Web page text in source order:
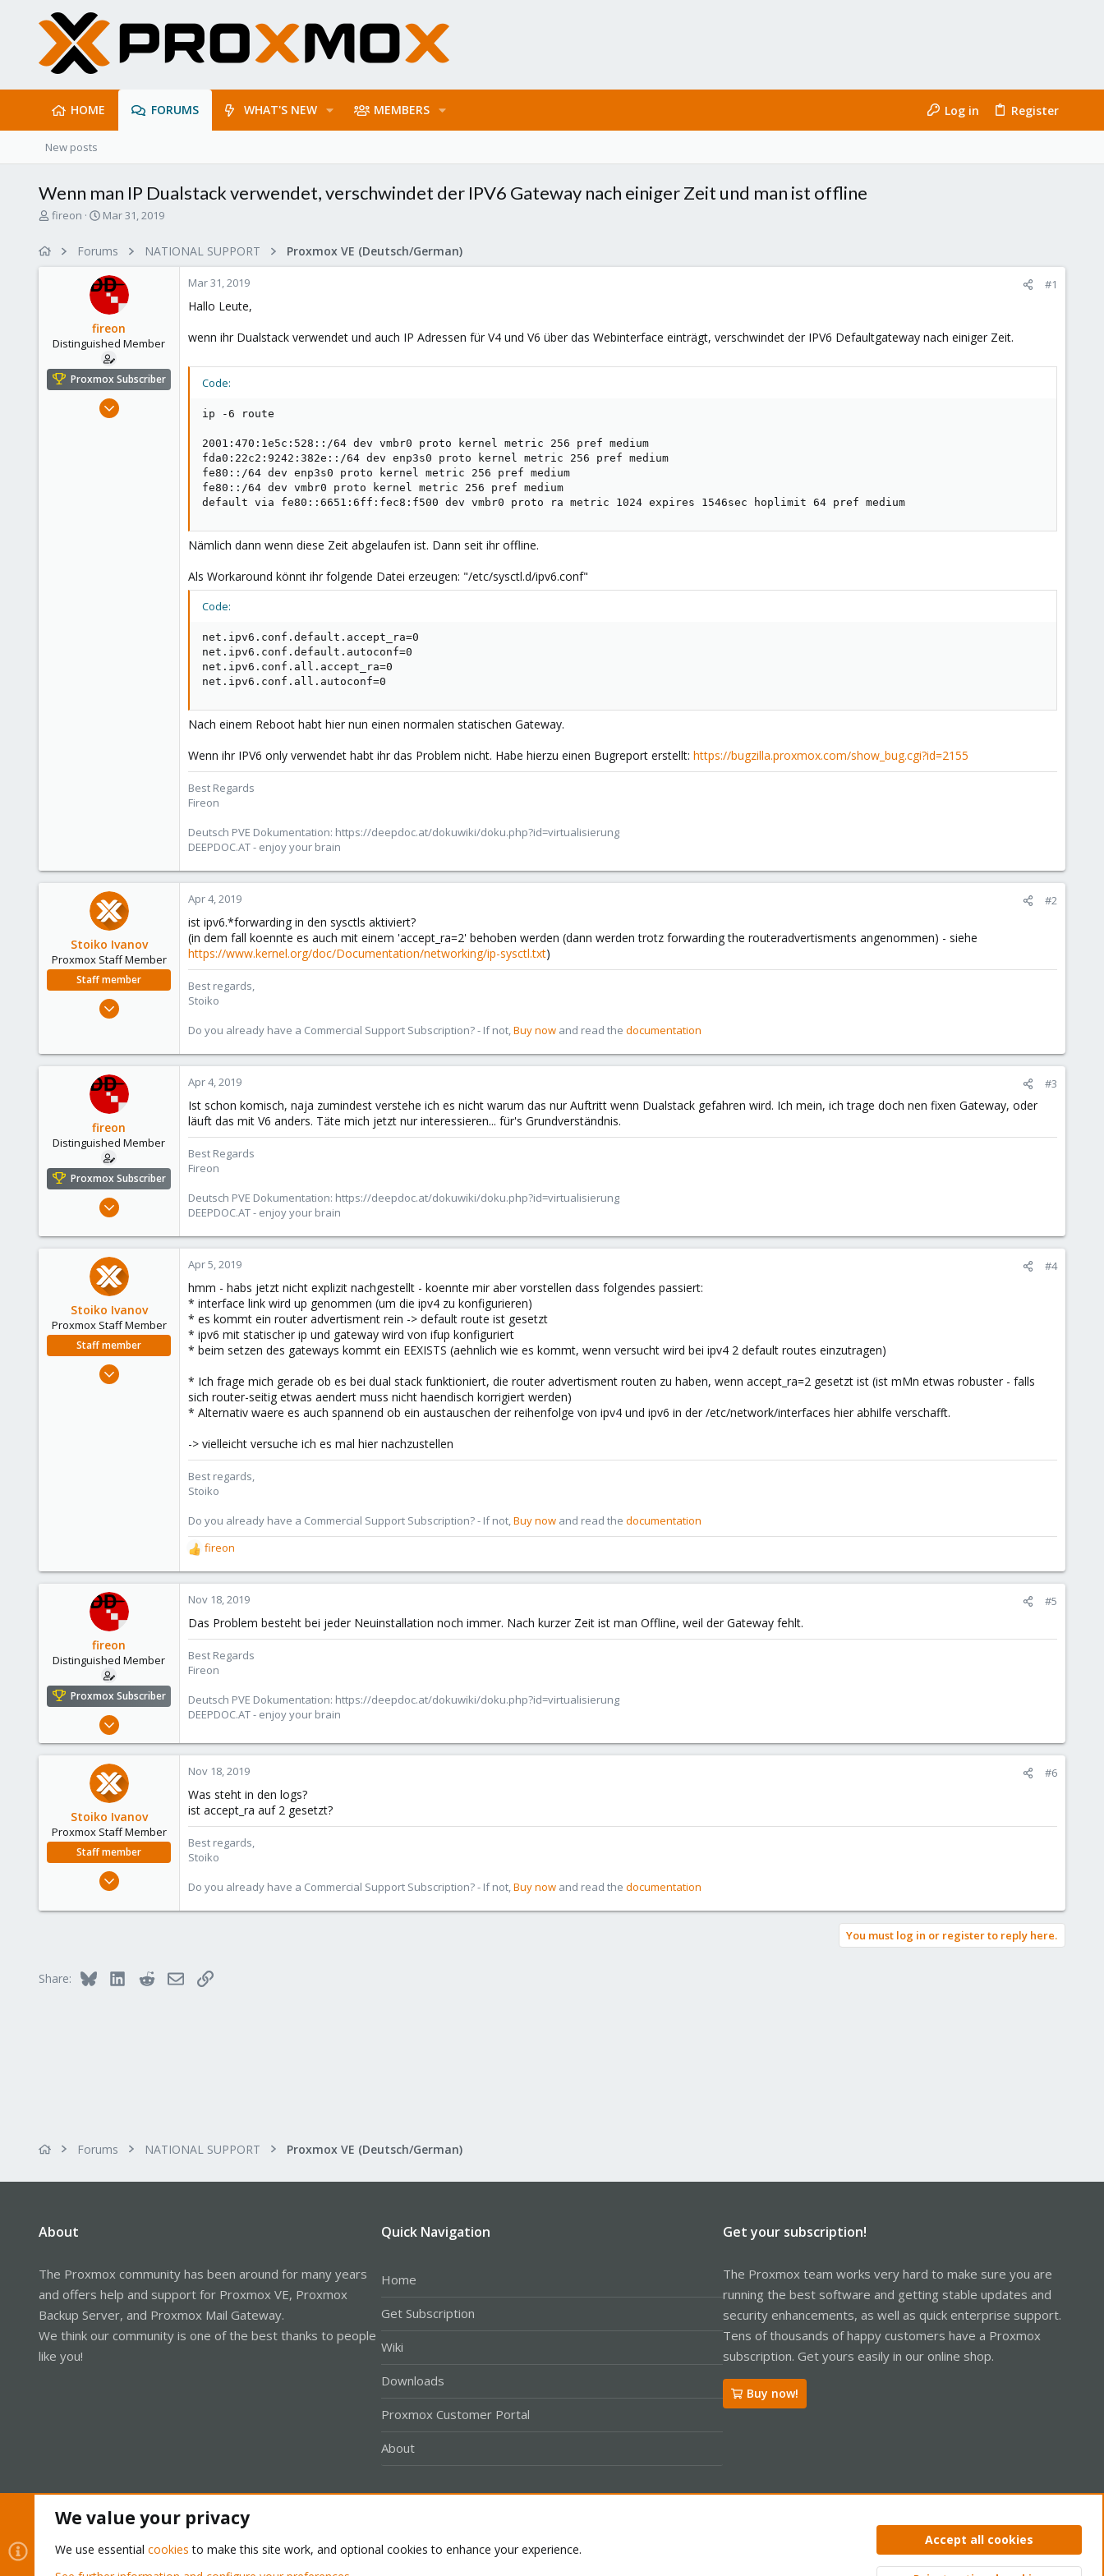
HOME FORUMS WHAT'S NEW MEMBERS Log in Register
New posts
Wenn man IP Dualstack verwendet, verschwindet der IPV6 Gateway nach einiger Zeit und man ist offline
T
r
e
r
fireon
S
r
t
d
t
e
Mar 31, 2019
Forums NATIONAL SUPPORT Proxmox VE (Deutsch/German)
fireon
Distinguished Member
Proxmox Subscriber
Oct 25, 2010
Mar 31, 2019 #1
Hallo Leute,
wenn ihr Dualstack verwendet und auch IP Adressen für V4 und V6 über das Webinterface einträgt, verschwindet der IPV6 Defaultgateway nach einiger Zeit.
Code:
ip -6 route
2001:470:1e5c:528::/64 dev vmbr0 proto kernel metric 256 pref medium
fda0:22c2:9242:382e::/64 dev enp3s0 proto kernel metric 256 pref medium
fe80::/64 dev enp3s0 proto kernel metric 256 pref medium
fe80::/64 dev vmbr0 proto kernel metric 256 pref medium
default via fe80::6651:6ff:fec8:f500 dev vmbr0 proto ra metric 1024 expires 1546sec hoplimit 64 pref medium
Nämlich dann wenn diese Zeit abgelaufen ist. Dann seit ihr offline.
Als Workaround könnt ihr folgende Datei erzeugen: "/etc/sysctl.d/ipv6.conf"
Code:
net.ipv6.conf.default.accept_ra=0
net.ipv6.conf.default.autoconf=0
net.ipv6.conf.all.accept_ra=0
net.ipv6.conf.all.autoconf=0
Nach einem Reboot habt hier nun einen normalen statischen Gateway.
Wenn ihr IPV6 only verwendet habt ihr das Problem nicht. Habe hierzu einen Bugreport erstellt: https://bugzilla.proxmox.com/show_bug.cgi?id=2155
Best Regards
Fireon
Deutsch PVE Dokumentation: https://deepdoc.at/dokuwiki/doku.php?id=virtualisierung
DEEPDOC.AT - enjoy your brain
Stoiko Ivanov
Proxmox Staff Member
Staff member
May 2, 2018
273
Apr 4, 2019 #2
ist ipv6.*forwarding in den sysctls aktiviert?
(in dem fall koennte es auch mit einem 'accept_ra=2' behoben werden (dann werden trotz forwarding the routeradvertisments angenommen) - siehe
https://www.kernel.org/doc/Documentation/networking/ip-sysctl.txt)
Best regards,
Stoiko
Do you already have a Commercial Support Subscription? - If not,Buy now and read the documentation
fireon
Distinguished Member
Proxmox Subscriber
Oct 25, 2010
591
Austria/Graz
Apr 4, 2019 #3
Ist schon komisch, naja zumindest verstehe ich es nicht warum das nur Auftritt wenn Dualstack gefahren wird. Ich mein, ich trage doch nen fixen Gateway, oder
läuft das mit V6 anders. Täte mich jetzt nur interessieren... für's Grundverständnis.
Best Regards
Fireon
Deutsch PVE Dokumentation: https://deepdoc.at/dokuwiki/doku.php?id=virtualisierung
DEEPDOC.AT - enjoy your brain
Stoiko Ivanov
Proxmox Staff Member
Staff member
May 2, 2018
Apr 5, 2019 #4
hmm - habs jetzt nicht explizit nachgestellt - koennte mir aber vorstellen dass folgendes passiert:
* interface link wird up genommen (um die ipv4 zu konfigurieren)
* es kommt ein router advertisment rein -> default route ist gesetzt
* ipv6 mit statischer ip und gateway wird von ifup konfiguriert
* beim setzen des gateways kommt ein EEXISTS (aehnlich wie es kommt, wenn versucht wird bei ipv4 2 default routes einzutragen)
* Ich frage mich gerade ob es bei dual stack funktioniert, die router advertisment routen zu haben, wenn accept_ra=2 gesetzt ist (ist mMn etwas robuster - falls
sich router-seitig etwas aendert muss nicht haendisch korrigiert werden)
* Alternativ waere es auch spannend ob ein austauschen der reihenfolge von ipv4 und ipv6 in der /etc/network/interfaces hier abhilfe verschafft.
-> vielleicht versuche ich es mal hier nachzustellen
Best regards,
Stoiko
Do you already have a Commercial Support Subscription? - If not,Buy now and read the documentation
R
e
a
c
i
o
n
s
fireon
fireon
Distinguished Member
Proxmox Subscriber
Oct 25, 2010
591
Austria/Graz
deepdoc.at
Nov 18, 2019 #5
Das Problem besteht bei jeder Neuinstallation noch immer. Nach kurzer Zeit ist man Offline, weil der Gateway fehlt.
Best Regards
Fireon
Deutsch PVE Dokumentation: https://deepdoc.at/dokuwiki/doku.php?id=virtualisierung
DEEPDOC.AT - enjoy your brain
Stoiko Ivanov
Proxmox Staff Member
Staff member
May 2, 2018
1,856
Nov 18, 2019 #6
Was steht in den logs?
ist accept_ra auf 2 gesetzt?
Best regards,
Stoiko
Do you already have a Commercial Support Subscription? - If not,Buy now and read the documentation
You must log in or register to reply here.
Share: Bluesky LinkedInRedditEmailLink
Forums NATIONAL SUPPORT Proxmox VE (Deutsch/German)
About
The Proxmox community has been around for many years
and offers help and support for Proxmox VE, Proxmox
Backup Server, and Proxmox Mail Gateway.
We think our community is one of the best thanks to people
like you!
Quick Navigation
Home
Get Subscription
Wiki
Downloads
Proxmox Customer Portal
About
Get your subscription!
The Proxmox team works very hard to make sure you are
running the best software and getting stable updates and
security enhancements, as well as quick enterprise support.
Tens of thousands of happy customers have a Proxmox
subscription. Get yours easily in our online shop.
Buy now!
Privacy policy Help Home
We value your privacy
We use essential cookies to make this site work, and optional cookies to enhance your experience.
Accept all cookies